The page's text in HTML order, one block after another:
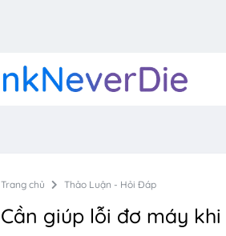
Trang chủ Thảo Luận - Hỏi Đáp
Cần giúp lỗi đơ máy